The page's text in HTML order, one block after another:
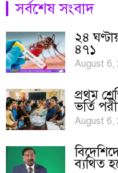
সর্বশেষ সংবাদ
২৪
৪৭১
August 6,
প্রথম
ভর্তি
August 6,
ব্যথিত